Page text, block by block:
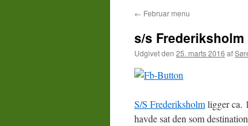
indhold
← Februar menu
s/s Frederiksholm
Udgivet den 25. marts 2016 af
S/S Frederiksholmligger ca.
havde sat den som